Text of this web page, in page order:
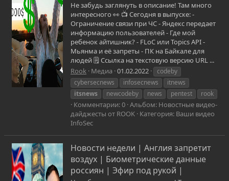
Не забудь заглянуть в описание! Там много
интересного 👀 📺 Сегодня в выпуске: -
Ограничение связи при ЧС - Яндекс передает
информацию пользователей - Где мой
ребенок айтишник? - FLoC или Topics API -
Мьянма и её запреты - ПК на Байкале для
людей 🗒 Ссылка на текстовую версию URL ...
Rook Медиа 01.02.2022
codeby
cybersecnews
infosecnews
itnews
itsnews
newcodeby news pentest rook
Комментарии: 0 Альбом: Новостные видео-
дайджесты от ROOK Категория: Ваши видео
InfoSec
Новости недели | Англия запретит
воздух | Биометрические данные
россиян | Эфир под рукой |